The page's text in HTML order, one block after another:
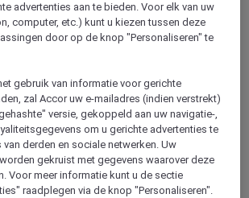
land en taal
valuta
advertenties aan te bieden. Voor elk van uw
computer, etc.) kunt u kiezen tussen deze
door op de knop "Personaliseren" te
gebruik van informatie voor gerichte
zal Accor uw e-mailadres (indien verstrekt)
versie, gekoppeld aan uw navigatie-,
om u gerichte advertenties te
derden en sociale netwerken. Uw
gekruist met gegevens waarover deze
Voor meer informatie kunt u de sectie
raadplegen via de knop "Personaliseren".